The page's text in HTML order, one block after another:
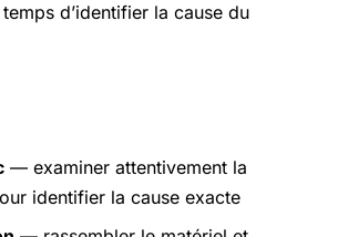
d’identifier la cause du
— examiner attentivement la
identifier la cause exacte